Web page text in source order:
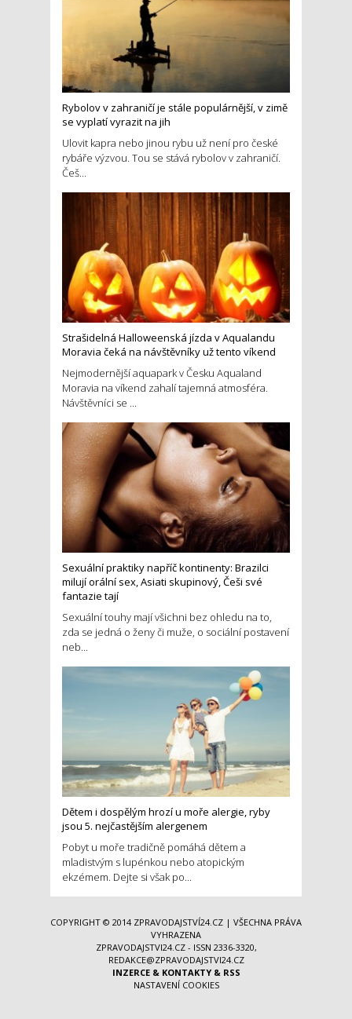
Rybolov v zahraničí je stále populárnější, v zimě
se vyplatí vyrazit na jih
Ulovit kapra nebo jinou rybu už není pro české
rybáře výzvou. Tou se stává rybolov v zahraničí.
Češ...
Strašidelná Halloweenská jízda v Aqualandu
Moravia čeká na návštěvníky už tento víkend
Nejmodernější aquapark v Česku Aqualand
Moravia na víkend zahalí tajemná atmosféra.
Návštěvníci se ...
Sexuální praktiky napříč kontinenty: Brazilci
milují orální sex, Asiati skupinový, Češi své
fantazie tají
Sexuální touhy mají všichni bez ohledu na to,
zda se jedná o ženy či muže, o sociální postavení
neb...
Dětem i dospělým hrozí u moře alergie, ryby
jsou 5. nejčastějším alergenem
Pobyt u moře tradičně pomáhá dětem a
mladistvým s lupénkou nebo atopickým
ekzémem. Dejte si však po...
COPYRIGHT © 2014 ZPRAVODAJSTVÍ24.CZ | VŠECHNA PRÁVA
VYHRAZENA
ZPRAVODAJSTVI24.CZ - ISSN 2336-3320,
REDAKCE@ZPRAVODAJSTVI24.CZ
INZERCE& KONTAKTY& RSS
NASTAVENÍ COOKIES